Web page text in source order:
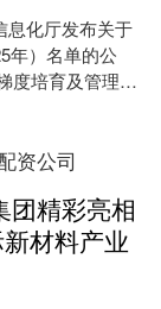
息化厅发布关于
年）名单的公
度培育及管理暂
〕13号）、
资公司
团精彩亮相
材料产业